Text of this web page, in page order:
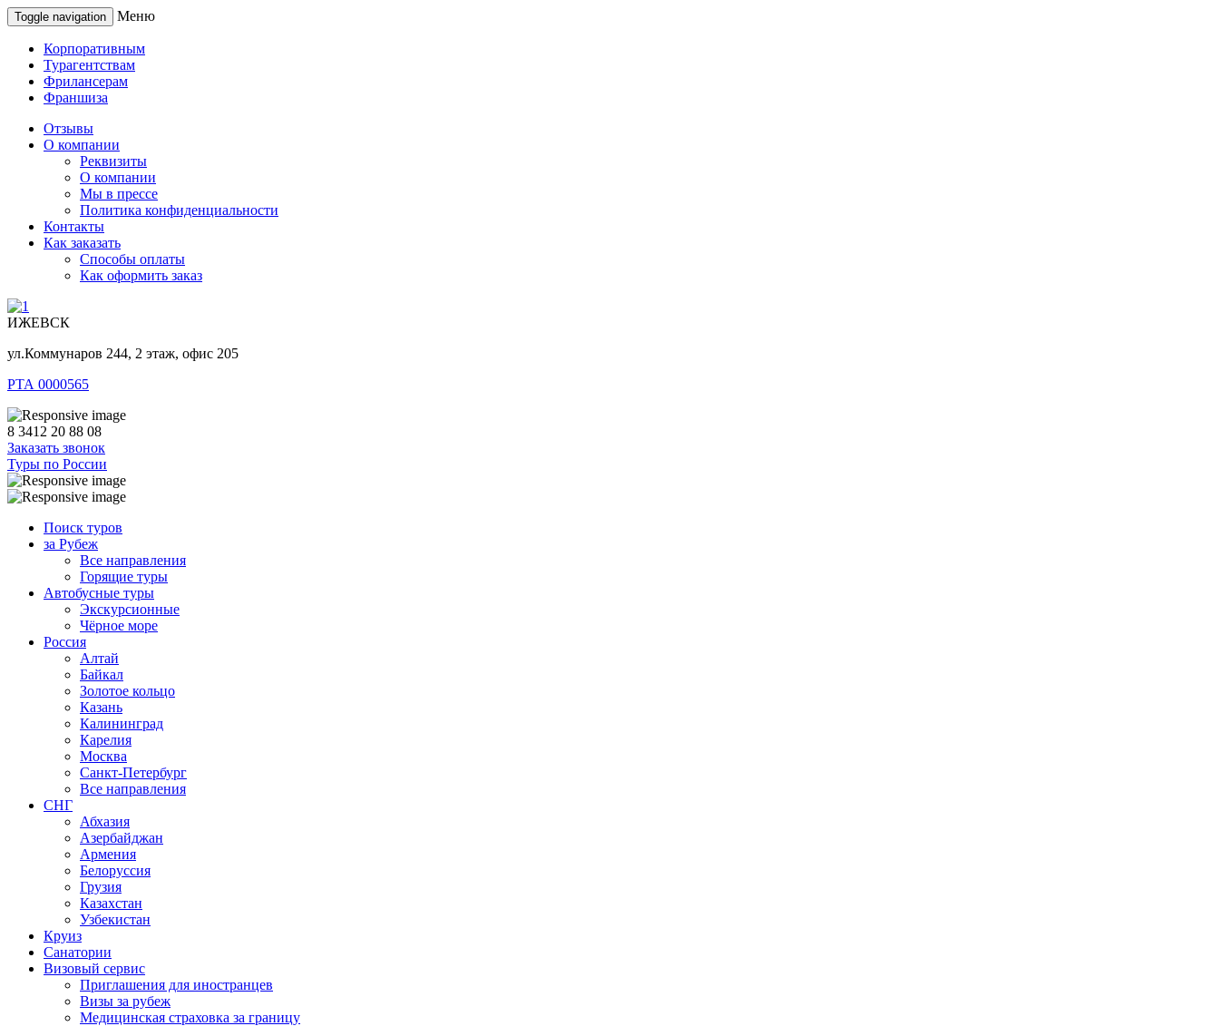
Toggle navigation Меню
Корпоративным
Турагентствам
Фрилансерам
Франшиза
Отзывы
О компании
Реквизиты
О компании
Мы в прессе
Политика конфиденциальности
Контакты
Как заказать
Способы оплаты
Как оформить заказ
ИЖЕВСК
ул.Коммунаров 244, 2 этаж, офис 205
РТА 0000565
8 3412 20 88 08
Заказать звонок
Туры по России
Поиск туров
за Рубеж
Все направления
Горящие туры
Автобусные туры
Экскурсионные
Чёрное море
Россия
Алтай
Байкал
Золотое кольцо
Казань
Калининград
Карелия
Москва
Санкт-Петербург
Все направления
СНГ
Абхазия
Азербайджан
Армения
Белоруссия
Грузия
Казахстан
Узбекистан
Круиз
Санатории
Визовый сервис
Приглашения для иностранцев
Визы за рубеж
Медицинская страховка за границу